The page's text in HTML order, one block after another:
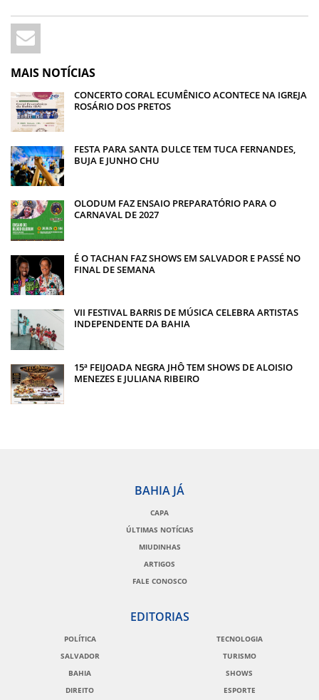
MAIS NOTÍCIAS
CONCERTO CORAL ECUMÊNICO ACONTECE NA IGREJA
ROSÁRIO DOS PRETOS
FESTA PARA SANTA DULCE TEM TUCA FERNANDES,
BUJA E JUNHO CHU
OLODUM FAZ ENSAIO PREPARATÓRIO PARA O
CARNAVAL DE 2027
É O TACHAN FAZ SHOWS EM SALVADOR E PASSÉ NO
FINAL DE SEMANA
VII FESTIVAL BARRIS DE MÚSICA CELEBRA ARTISTAS
INDEPENDENTE DA BAHIA
15ª FEIJOADA NEGRA JHÔ TEM SHOWS DE ALOISIO
MENEZES E JULIANA RIBEIRO
BAHIA JÁ
CAPA
ÚLTIMAS NOTÍCIAS
MIUDINHAS
ARTIGOS
FALE CONOSCO
EDITORIAS
POLÍTICA
SALVADOR
BAHIA
DIREITO
TECNOLOGIA
TURISMO
SHOWS
ESPORTE